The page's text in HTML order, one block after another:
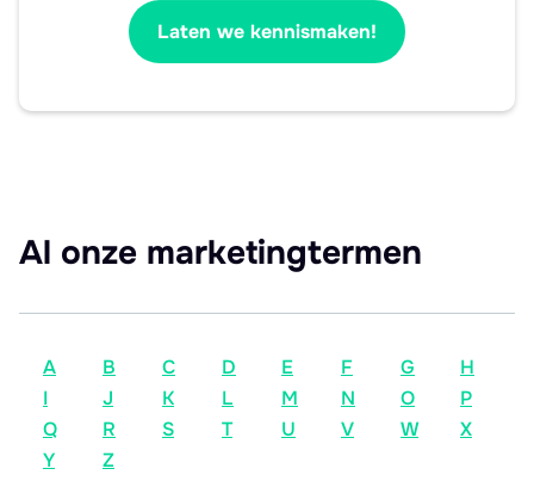
Laten we kennismaken!
Al onze marketingtermen
A B C D E F G
H
I
J K L M N O
P
Q
R S T U V W
X
Y
Z